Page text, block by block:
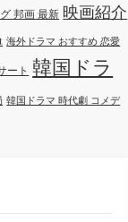
邦画 最新 映画紹介
海外ドラマ おすすめ 恋愛
ート 韓国ドラ
韓国ドラマ 時代劇 コメデ